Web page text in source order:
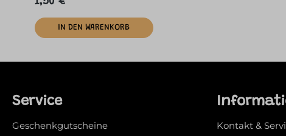
IN DEN WARENKORB
Service
Geschenkgutscheine
Kontakt &